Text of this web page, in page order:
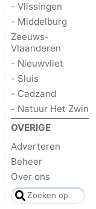
- Vlissingen
- Middelburg
Zeeuws-
Vlaanderen
- Nieuwvliet
- Sluis
- Cadzand
- Natuur Het Zwin
OVERIGE
Adverteren
Beheer
Over ons